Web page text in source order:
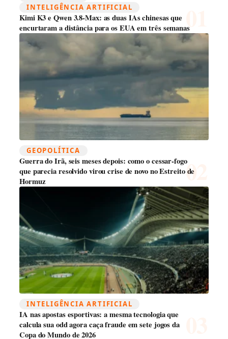
INTELIGÊNCIA ARTIFICIAL
Kimi K3 e Qwen 3.8-Max: as duas IAs chinesas que
encurtaram a distância para os EUA em três semanas
GEOPOLÍTICA
Guerra do Irã, seis meses depois: como o cessar-fogo
que parecia resolvido virou crise de novo no Estreito de
Hormuz
INTELIGÊNCIA ARTIFICIAL
IA nas apostas esportivas: a mesma tecnologia que
calcula sua odd agora caça fraude em sete jogos da
Copa do Mundo de 2026